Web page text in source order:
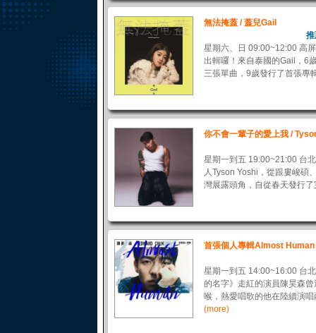
無法掩蓋 / 蓋兒Gail
星期六、日 09:00~12:00 高
出輯囉！來自泰國的Gail，6
三張單曲，9歲發行了首張專
你不會一輩子的愛上我 /
星期一到五 19:00~21:00 台
人Tyson Yoshi，從跟婁峻碩
灣展露頭角，自從春天發行
首張個人專輯Almost Human
星期一到五 14:00~16:00 台
的名字》走紅的演員陳昊森
喉，熱愛唱歌的他在陸續演
(more)